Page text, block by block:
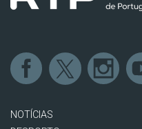
NOTÍCIAS